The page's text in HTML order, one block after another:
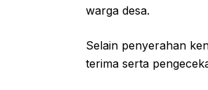
warga desa.
Selain penyerahan
terima serta